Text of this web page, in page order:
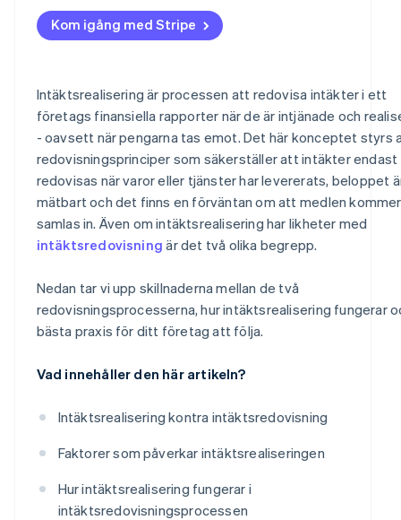
Kom igång med Stripe
Intäktsrealisering är processen att redovisa intäkter i ett
företags finansiella rapporter när de är intjänade och
- oavsett när pengarna tas emot. Det här konceptet styrs
redovisningsprinciper som säkerställer att intäkter endast
redovisas när varor eller tjänster har levererats, beloppet
mätbart och det finns en förväntan om att medlen
samlas in. Även om intäktsrealisering har likheter med
intäktsredovisning är det två olika begrepp.
Nedan tar vi upp skillnaderna mellan de två
redovisningsprocesserna, hur intäktsrealisering fungerar
bästa praxis för ditt företag att följa.
Vad innehåller den här artikeln?
Intäktsrealisering kontra intäktsredovisning
Faktorer som påverkar intäktsrealiseringen
Hur intäktsrealisering fungerar i
intäktsredovisningsprocessen